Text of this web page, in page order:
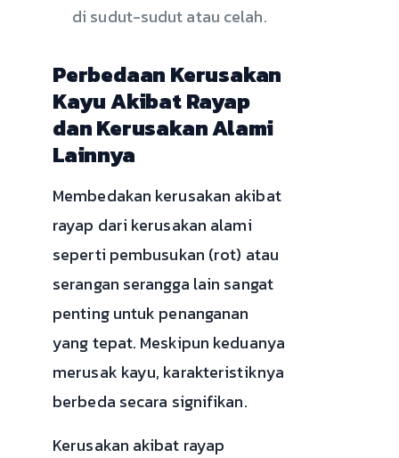
di sudut-sudut atau celah.
Perbedaan Kerusakan
Kayu Akibat Rayap
dan Kerusakan Alami
Lainnya
Membedakan kerusakan akibat
rayap dari kerusakan alami
seperti pembusukan (rot) atau
serangan serangga lain sangat
penting untuk penanganan
yang tepat. Meskipun keduanya
merusak kayu, karakteristiknya
berbeda secara signifikan.
Kerusakan akibat rayap